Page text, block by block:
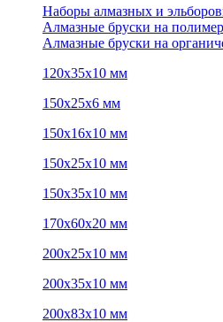
Наборы алмазных и
Алмазные бруски на
Алмазные бруски на
120х35х10 мм
150х25х6 мм
150х16х10 мм
150х25х10 мм
150х35х10 мм
170х60х20 мм
200х25х10 мм
200х35х10 мм
200х83х10 мм